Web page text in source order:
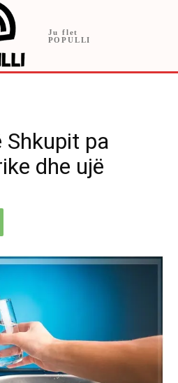
Ju flet
POPULLI
Shkupit pa
dhe ujë